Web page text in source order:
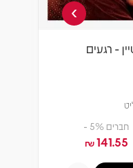
- רגעים
חברים 5% -
141.55
₪
›